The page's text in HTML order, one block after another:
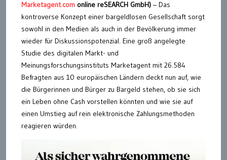
Marketagent.com online reSEARCH GmbH) – Das
kontroverse Konzept einer bargeldlosen Gesellschaft sorgt
sowohl in den Medien als auch in der Bevölkerung immer
wieder für Diskussionspotenzial. Eine groß angelegte
Studie des digitalen Markt- und
Meinungsforschungsinstituts Marketagent mit 26.584
Befragten aus 10 europäischen Ländern deckt nun auf, wie
die Bürgerinnen und Bürger zu Bargeld stehen, ob sie sich
ein Leben ohne Cash vorstellen könnten und wie sie auf
einen Umstieg auf rein elektronische Zahlungsmethoden
reagieren würden.